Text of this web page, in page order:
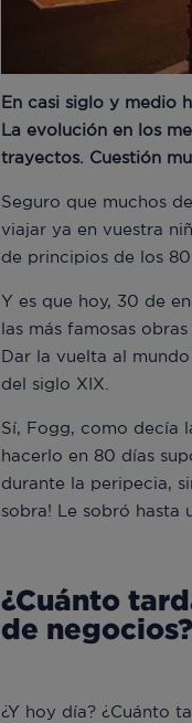
En casi siglo y medio
La evolución en los
trayectos. Cuestión
Seguro que muchos
viajar ya en vuestra
de principios de los
Y es que hoy, 30 de
las más famosas
Dar la vuelta al
del siglo XIX.
Sí, Fogg, como decía
hacerlo en 80 días
durante la peripecia,
sobra! Le sobró hasta
¿Cuánto
de negocios?
¿Y hoy día? ¿Cuánto